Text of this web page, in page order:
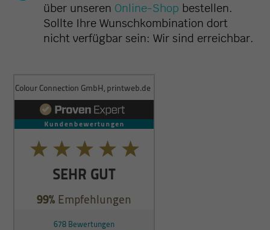
über unseren Online-Shop bestellen.
Sollte Ihre Wunschkombination dort
nicht verfügbar sein: Wir sind erreichbar.